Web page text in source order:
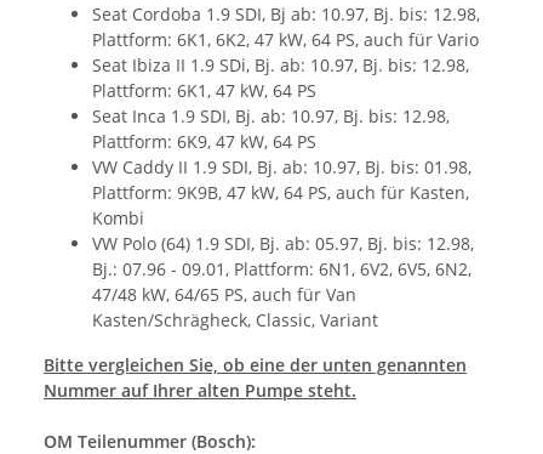
Seat Cordoba 1.9 SDI, Bj ab: 10.97, Bj. bis: 12.98,
Plattform: 6K1, 6K2, 47 kW, 64 PS, auch für Vario
Seat Ibiza II 1.9 SDi, Bj. ab: 10.97, Bj. bis: 12.98,
Plattform: 6K1, 47 kW, 64 PS
Seat Inca 1.9 SDI, Bj. ab: 10.97, Bj. bis: 12.98,
Plattform: 6K9, 47 kW, 64 PS
VW Caddy II 1.9 SDI, Bj. ab: 10.97, Bj. bis: 01.98,
Plattform: 9K9B, 47 kW, 64 PS, auch für Kasten,
Kombi
VW Polo (64) 1.9 SDI, Bj. ab: 05.97, Bj. bis: 12.98,
Bj.: 07.96 - 09.01, Plattform: 6N1, 6V2, 6V5, 6N2,
47/48 kW, 64/65 PS, auch für Van
Kasten/Schrägheck, Classic, Variant
Bitte vergleichen Sie, ob eine der unten genannten
Nummer auf Ihrer alten Pumpe steht.
OM Teilenummer (Bosch):